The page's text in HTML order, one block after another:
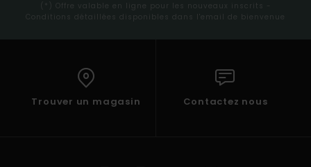
(*) Offre valable en ligne pour les nouveaux inscrits -
Conditions détaillées disponibles dans l'email de bienvenue
Trouver un magasin Contactez nous